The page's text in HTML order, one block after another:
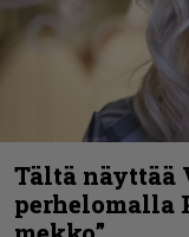
Tältä näyttää
perhelomalla